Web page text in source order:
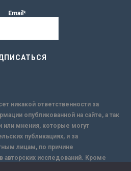
Email*
никакой ответственности за
опубликованной на сайте, а так
мнения, которые могут
публикациях, и за
лицам, по причине
авторских исследований. Кроме